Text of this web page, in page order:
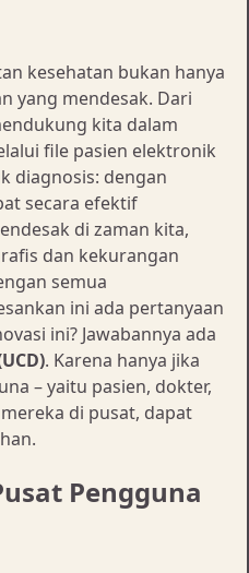
kesehatan bukan hanya
yang mendesak. Dari
kita dalam
file pasien elektronik
diagnosis: dengan
secara efektif
di zaman kita,
dan kekurangan
semua
ini ada pertanyaan
ini? Jawabannya ada
. Karena hanya jika
– yaitu pasien, dokter,
di pusat, dapat
Pengguna